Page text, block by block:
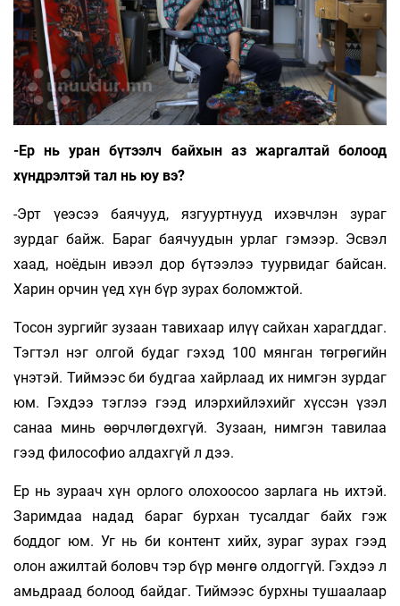
-Ер нь уран бүтээлч байхын аз жаргалтай болоод
хүндрэлтэй тал нь юу вэ?
-Эрт үеэсээ баячууд, язгууртнууд ихэвчлэн зураг
зурдаг байж. Бараг баячуудын урлаг гэмээр. Эсвэл
хаад, ноёдын ивээл дор бүтээлээ туурвидаг байсан.
Харин орчин үед хүн бүр зурах боломжтой.
Тосон зургийг зузаан тавихаар илүү сайхан харагддаг.
Тэгтэл нэг олгой будаг гэхэд 100 мянган төгрөгийн
үнэтэй. Тиймээс би будгаа хайрлаад их нимгэн зурдаг
юм. Гэхдээ тэглээ гээд илэрхийлэхийг хүссэн үзэл
санаа минь өөрчлөгдөхгүй. Зузаан, нимгэн тавилаа
гээд философио алдахгүй л дээ.
Ер нь зураач хүн орлого олохоосоо зарлага нь ихтэй.
Заримдаа надад бараг бурхан тусалдаг байх гэж
боддог юм. Уг нь би контент хийх, зураг зурах гээд
олон ажилтай боловч тэр бүр мөнгө олдоггүй. Гэхдээ л
амьдраад болоод байдаг. Тиймээс бурхны тушаалаар